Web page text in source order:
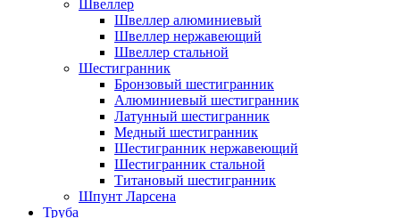
Швеллер
Швеллер алюминиевый
Швеллер нержавеющий
Швеллер стальной
Шестигранник
Бронзовый шестигранник
Алюминиевый шестигранник
Латунный шестигранник
Медный шестигранник
Шестигранник нержавеющий
Шестигранник стальной
Титановый шестигранник
Шпунт Ларсена
Труба